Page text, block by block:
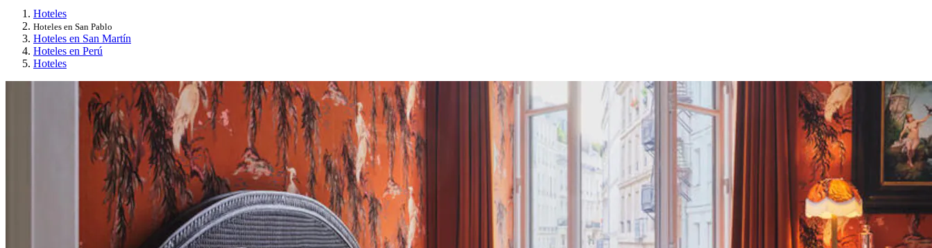
Hoteles
Hoteles en San Pablo
Hoteles en San Martín
Hoteles en Perú
Hoteles